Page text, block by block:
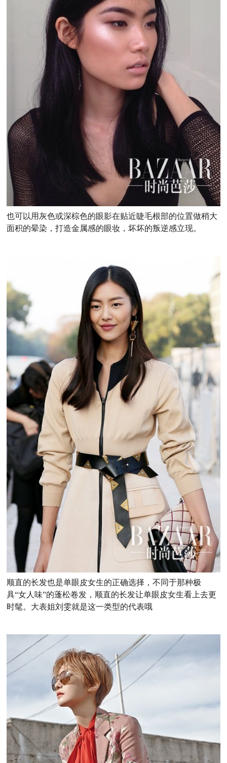
也可以用灰色或深棕色的眼影在贴近睫毛根部的位置做稍大
面积的晕染，打造金属感的眼妆，坏坏的叛逆感立现。
顺直的长发也是单眼皮女生的正确选择，不同于那种极
具“女人味”的蓬松卷发，顺直的长发让单眼皮女生看上去更
时髦。大表姐刘雯就是这一类型的代表哦